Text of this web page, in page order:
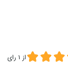
از 1 رای